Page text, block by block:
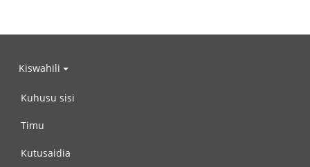
Kiswahili
Kuhusu sisi
Timu
Kutusaidia